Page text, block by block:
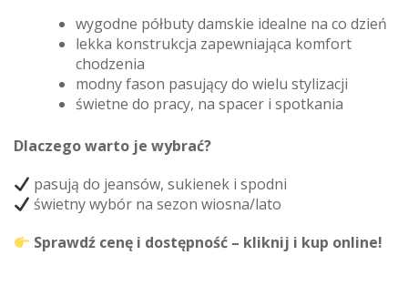
wygodne półbuty damskie idealne na co dzień
lekka konstrukcja zapewniająca komfort
chodzenia
modny fason pasujący do wielu stylizacji
świetne do pracy, na spacer i spotkania
Dlaczego warto je wybrać?
pasują do jeansów, sukienek i spodni
świetny wybór na sezon wiosna/lato
Sprawdź cenę i dostępność – kliknij i kup online!